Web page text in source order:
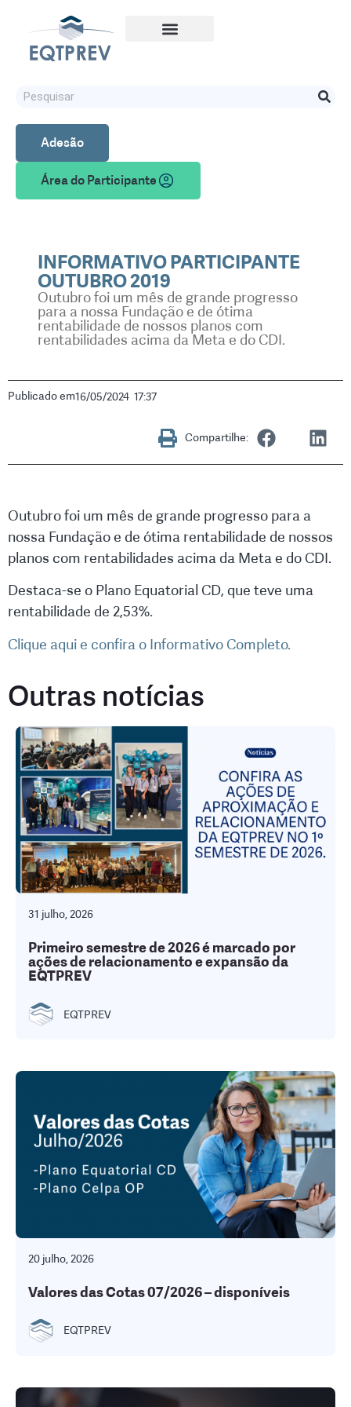
Adesão
Área do Participante
INFORMATIVO PARTICIPANTE
OUTUBRO 2019
Outubro foi um mês de grande progresso
para a nossa Fundação e de ótima
rentabilidade de nossos planos com
rentabilidades acima da Meta e do CDI.
Publicado em16/05/2024 17:37
Compartilhe:
Outubro foi um mês de grande progresso para a
nossa Fundação e de ótima rentabilidade de nossos
planos com rentabilidades acima da Meta e do CDI.
Destaca-se o Plano Equatorial CD, que teve uma
rentabilidade de 2,53%.
Clique aqui e confira o Informativo Completo.
Outras notícias
31 julho, 2026
Primeiro semestre de 2026 é marcado por
ações de relacionamento e expansão da
EQTPREV
EQTPREV
20 julho, 2026
Valores das Cotas 07/2026 – disponíveis
EQTPREV